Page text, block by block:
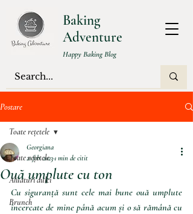
Baking
Adventure
Happy Baking Blog
Postare
Toate rețetele
Aluaturi dulci
Brunch
Toate rețetele
Ouă umplute cu ton
Georgiana
21 feb. 20231 min de citit
Cu siguranță sunt cele mai bune ouă umplute
încercate de mine până acum și o să rămână cu